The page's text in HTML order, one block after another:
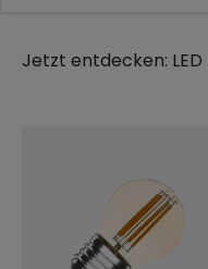
Jetzt entdecken: